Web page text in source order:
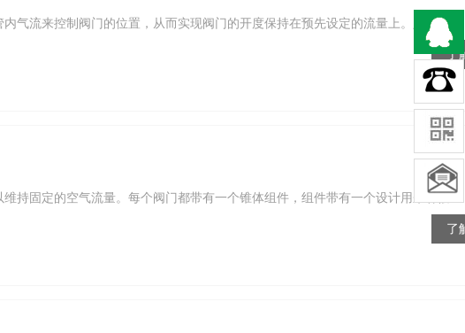
气流来控制阀门的位置，从而实现阀门的开度保持在预先设定的流量上。定风...
了
持固定的空气流量。每个阀门都带有一个锥体组件，组件带有一个设计用来补偿...
了